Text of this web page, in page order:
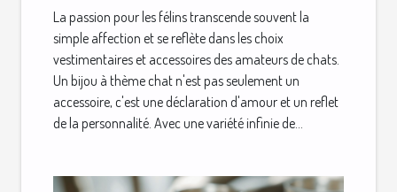
La passion pour les félins transcende souvent la
simple affection et se reflète dans les choix
vestimentaires et accessoires des amateurs de chats.
Un bijou à thème chat n'est pas seulement un
accessoire, c'est une déclaration d'amour et un reflet
de la personnalité. Avec une variété infinie de...